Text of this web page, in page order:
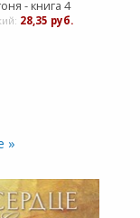
- книга 4
28,35 руб.
»